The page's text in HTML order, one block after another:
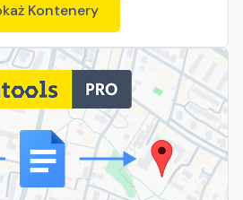
Kontenery